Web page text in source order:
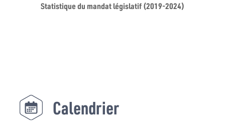
Statistique du mandat législatif (2019-2024)
Calendrier